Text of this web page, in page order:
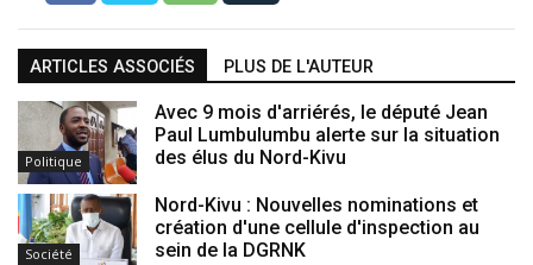
ARTICLES ASSOCIÉS PLUS DE L'AUTEUR
Politique
Avec 9 mois d'arriérés, le député Jean
Paul Lumbulumbu alerte sur la situation
des élus du Nord-Kivu
Société
Nord-Kivu : Nouvelles nominations et
création d'une cellule d'inspection au
sein de la DGRNK